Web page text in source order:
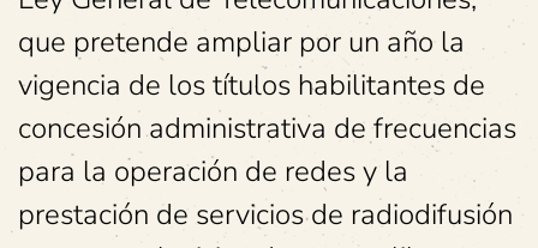
que pretende ampliar por un año la
vigencia de los títulos habilitantes de
concesión administrativa de frecuencias
para la operación de redes y la
prestación de servicios de radiodifusión